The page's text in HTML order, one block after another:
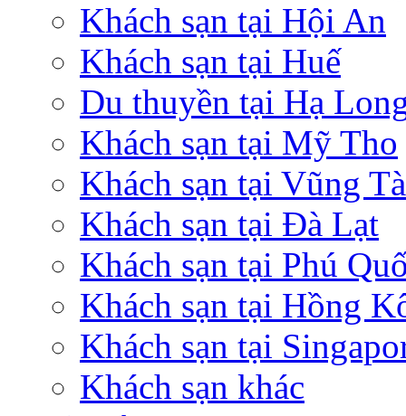
Khách sạn tại Hội An
Khách sạn tại Huế
Du thuyền tại Hạ
Khách sạn tại Mỹ Tho
Khách sạn tại Vũng
Khách sạn tại Đà Lạt
Khách sạn tại Phú
Khách sạn tại Hồng
Khách sạn tại
Khách sạn khác